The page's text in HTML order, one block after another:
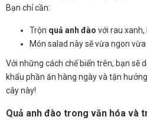
Bạn chỉ cần:
Trộn quả anh đào với rau
Món salad này sẽ vừa ngon vừa
Với những cách chế biến trên, bạn sẽ
khẩu phần ăn hàng ngày và tận
cây này!
Quả anh đào trong văn hóa và